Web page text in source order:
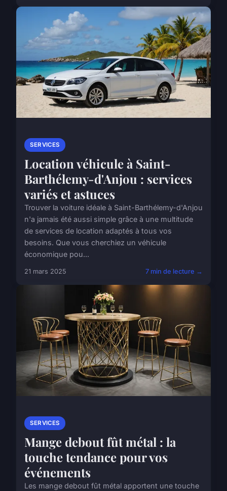
SERVICES
Location véhicule à Saint-
Barthélemy-d'Anjou : services
variés et astuces
Trouver la voiture idéale à Saint-Barthélemy-d'Anjou
n'a jamais été aussi simple grâce à une multitude
de services de location adaptés à tous vos
besoins. Que vous cherchiez un véhicule
économique pou...
21 mars 2025 7 min de lecture →
SERVICES
Mange debout fût métal : la
touche tendance pour vos
événements
Les mange debout fût métal apportent une touche